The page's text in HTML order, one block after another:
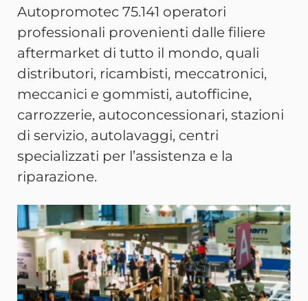
Autopromotec 75.141 operatori
professionali provenienti dalle filiere
aftermarket di tutto il mondo, quali
distributori, ricambisti, meccatronici,
meccanici e gommisti, autofficine,
carrozzerie, autoconcessionari, stazioni
di servizio, autolavaggi, centri
specializzati per l’assistenza e la
riparazione.